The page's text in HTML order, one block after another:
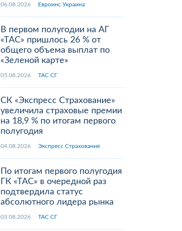
06.08.2026 Евроинс Украина
В первом полугодии на АГ
«ТАС» пришлось 26 % от
общего объема выплат по
«Зеленой карте»
05.08.2026 ТАС СГ
СК «Экспресс Страхование»
увеличила страховые премии
на 18,9 % по итогам первого
полугодия
04.08.2026 Экспресс Страхование
По итогам первого полугодия
ГК «ТАС» в очередной раз
подтвердила статус
абсолютного лидера рынка
03.08.2026 ТАС СГ